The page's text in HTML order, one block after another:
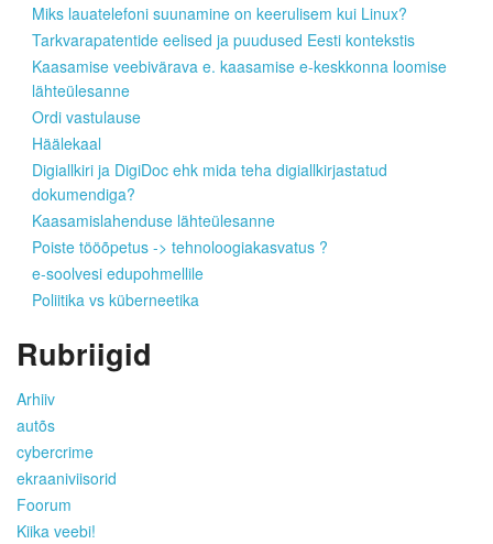
Miks lauatelefoni suunamine on keerulisem kui Linux?
Tarkvarapatentide eelised ja puudused Eesti kontekstis
Kaasamise veebivärava e. kaasamise e-keskkonna loomise
lähteülesanne
Ordi vastulause
Häälekaal
Digiallkiri ja DigiDoc ehk mida teha digiallkirjastatud
dokumendiga?
Kaasamislahenduse lähteülesanne
Poiste tööõpetus -> tehnoloogiakasvatus ?
e-soolvesi edupohmellile
Poliitika vs küberneetika
Rubriigid
Arhiiv
autõs
cybercrime
ekraaniviisorid
Foorum
Kiika veebi!